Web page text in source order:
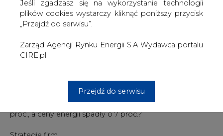
Zmiany kosztów zakupu prądu dla wszystkich odbiorców
nie są takie same. To konsekwencja dwóch czynników.
Po pierwsze, mamy w Polsce 14 dużych zakładów
z nieujednolicenia stawek w oddziałach). Po drugie,
każdy dystrybutor energii oferuje klientom po kilka
godziny. Firmy mają też swoją strategię i mogą tak
odbiją się na portfelach klientów – na pewno będą tacy,
którzy po 1 stycznia 2007 r. zapłacą mniej niż w tym roku.